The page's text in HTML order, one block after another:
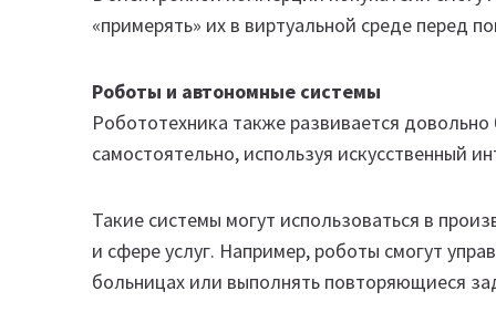
«примерять» их в виртуальной среде перед
Роботы и автономные системы
Робототехника также развивается
самостоятельно, используя искусственный
Такие системы могут использоваться в
и сфере услуг. Например, роботы смогут
больницах или выполнять повторяющиеся